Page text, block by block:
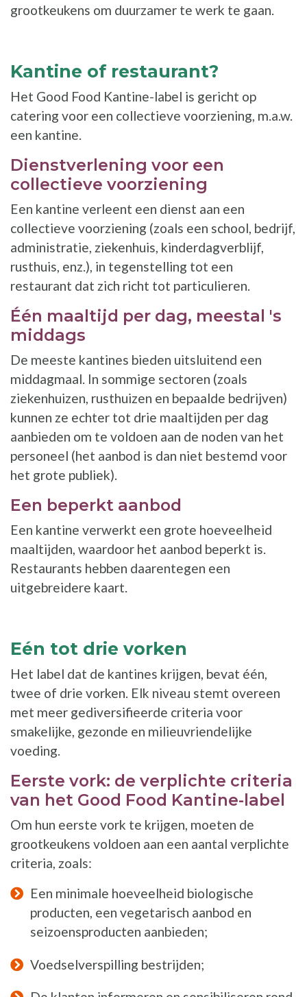
grootkeukens om duurzamer te werk te gaan.
Kantine of restaurant?
Het Good Food Kantine-label is gericht op
catering voor een collectieve voorziening, m.a.w.
een kantine.
Dienstverlening voor een
collectieve voorziening
Een kantine verleent een dienst aan een
collectieve voorziening (zoals een school, bedrijf,
administratie, ziekenhuis, kinderdagverblijf,
rusthuis, enz.), in tegenstelling tot een
restaurant dat zich richt tot particulieren.
Één maaltijd per dag, meestal 's
middags
De meeste kantines bieden uitsluitend een
middagmaal. In sommige sectoren (zoals
ziekenhuizen, rusthuizen en bepaalde bedrijven)
kunnen ze echter tot drie maaltijden per dag
aanbieden om te voldoen aan de noden van het
personeel (het aanbod is dan niet bestemd voor
het grote publiek).
Een beperkt aanbod
Een kantine verwerkt een grote hoeveelheid
maaltijden, waardoor het aanbod beperkt is.
Restaurants hebben daarentegen een
uitgebreidere kaart.
Eén tot drie vorken
Het label dat de kantines krijgen, bevat één,
twee of drie vorken. Elk niveau stemt overeen
met meer gediversifieerde criteria voor
smakelijke, gezonde en milieuvriendelijke
voeding.
Eerste vork: de verplichte criteria
van het Good Food Kantine-label
Om hun eerste vork te krijgen, moeten de
grootkeukens voldoen aan een aantal verplichte
criteria, zoals:
Een minimale hoeveelheid biologische
producten, een vegetarisch aanbod en
seizoensproducten aanbieden;
Voedselverspilling bestrijden;